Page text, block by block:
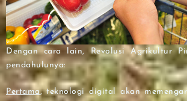
Dengan cara lain, Revolusi Agrikultur
pendahulunya:
Pertama, teknologi digital akan